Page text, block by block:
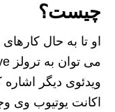
چیست؟
او تا به حال
ویدئوی دیگر اشاره
اکانت یوتیوب وی